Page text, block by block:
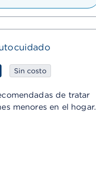
Sin costo
de tratar
menores en el hogar.